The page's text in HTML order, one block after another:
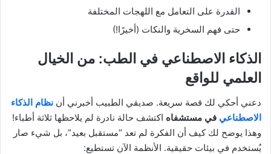
القدرة على التعامل مع اللهجات المختلفة
حتى فهم السخرية والنكات (أخيرًا!)
الذكاء الاصطناعي في الطب: من الخيال
العلمي للواقع
دعني أحكي لك قصة سريعة. صديقي الطبيب أخبرني أن نظام الذكاء
الاصطناعي في مستشفاه اكتشف حالة نادرة لم يلاحظها ثلاثة أطباء!
وهذا يوضح لك كيف أن الفكرة لم تعد “مستقبل بعيد”، بل شيء صار
يُستخدم في بيئات حقيقية. الأنظمة الآن تستطيع: